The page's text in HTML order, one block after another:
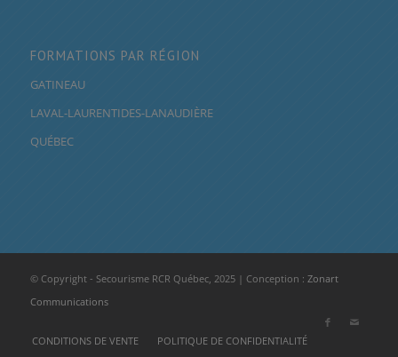
FORMATIONS PAR RÉGION
GATINEAU
LAVAL-LAURENTIDES-LANAUDIÈRE
QUÉBEC
© Copyright - Secourisme RCR Québec, 2025 | Conception : Zonart
Communications
CONDITIONS DE VENTE POLITIQUE DE CONFIDENTIALITÉ